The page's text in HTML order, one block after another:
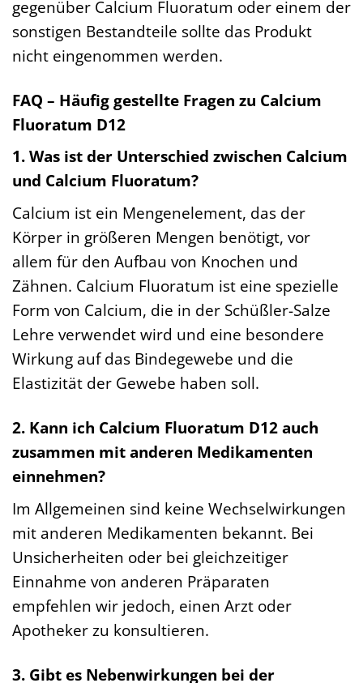
gegenüber Calcium Fluoratum oder einem der
sonstigen Bestandteile sollte das Produkt
nicht eingenommen werden.
FAQ – Häufig gestellte Fragen zu Calcium
Fluoratum D12
1. Was ist der Unterschied zwischen Calcium
und Calcium Fluoratum?
Calcium ist ein Mengenelement, das der
Körper in größeren Mengen benötigt, vor
allem für den Aufbau von Knochen und
Zähnen. Calcium Fluoratum ist eine spezielle
Form von Calcium, die in der Schüßler-Salze
Lehre verwendet wird und eine besondere
Wirkung auf das Bindegewebe und die
Elastizität der Gewebe haben soll.
2. Kann ich Calcium Fluoratum D12 auch
zusammen mit anderen Medikamenten
einnehmen?
Im Allgemeinen sind keine Wechselwirkungen
mit anderen Medikamenten bekannt. Bei
Unsicherheiten oder bei gleichzeitiger
Einnahme von anderen Präparaten
empfehlen wir jedoch, einen Arzt oder
Apotheker zu konsultieren.
3. Gibt es Nebenwirkungen bei der